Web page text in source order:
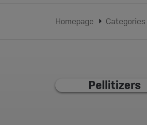
Homepage Categories
Pellitizers